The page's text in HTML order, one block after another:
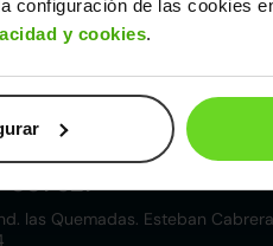
configuración de las cookies
y cookies.
1,85m
881 521
las Quemadas. Esteban